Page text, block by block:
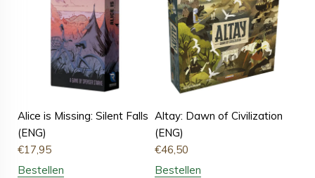
Alice is Missing: Silent Falls
(ENG)
€17,95
Bestellen
Altay: Dawn of Civilization
(ENG)
€46,50
Bestellen